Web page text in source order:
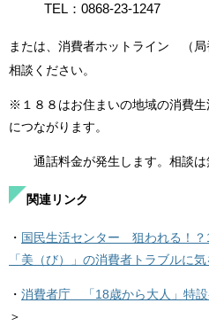
TEL：0868-23-1247
または、消費者ホットライン （局
相談ください。
※１８８はお住まいの地域の消費
につながります。
通話料金が発生します。相談は
関連リンク
・ 国民生活センター 狙われる！？
「美（び）」の消費者トラブルに気
・ 消費者庁 「18歳から大人」特設
＞